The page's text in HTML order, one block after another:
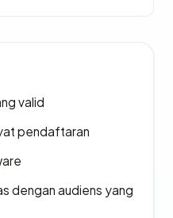
valid
pendaftaran
dengan audiens yang